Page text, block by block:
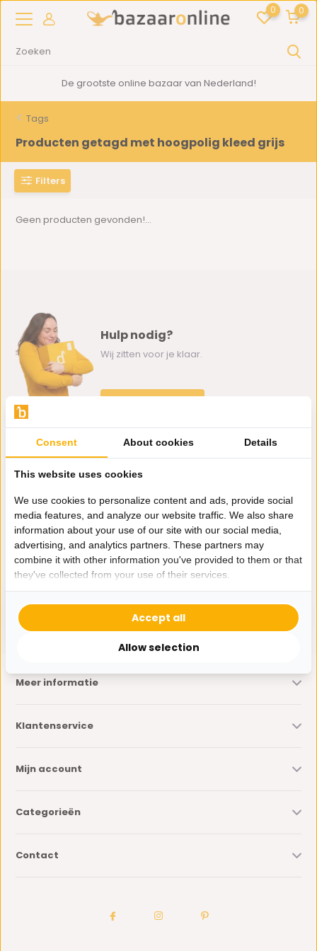
0 0
De grootste online bazaar van Nederland!
Tags
Producten getagd met hoogpolig kleed grijs
Filters
Geen producten gevonden!...
Hulp nodig?
Wij zitten voor je klaar.
klantenservice@bazaaronline.nl
Ontvang de nieuwste aanbiedingen en promoties. We zullen
je niet spammen, beloofd.
* Lees hier de wettelijke beperkingen
Meer informatie
Klantenservice
Mijn account
Categorieën
Contact
Consent About cookies Details
This website uses cookies
We use cookies to personalize content and ads, provide social
media features, and analyze our website traffic. We also share
information about your use of our site with our social media,
advertising, and analytics partners. These partners may
combine it with other information you've provided to them or that
they've collected from your use of their services.
Allow selection
Accept all